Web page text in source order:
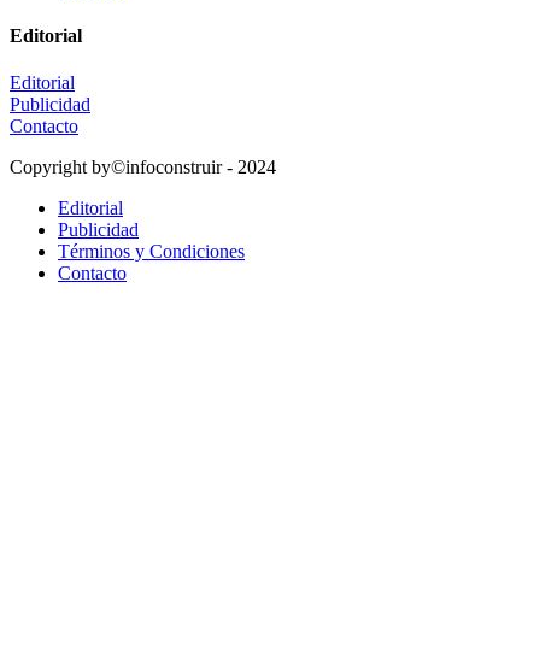
Editorial
Editorial
Publicidad
Contacto
Copyright by©infoconstruir - 2024
Editorial
Publicidad
Términos y Condiciones
Contacto